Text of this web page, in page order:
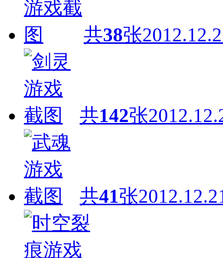
共38张
共142张
共41张